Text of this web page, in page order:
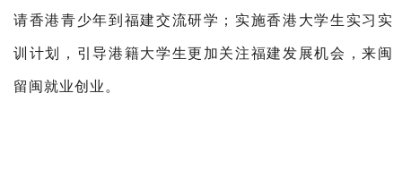
请香港青少年到福建交流研学； 实施香港大学生实习实
训计划，引导港籍大学生更加关注福建发展机会，来闽
留闽就业创业。